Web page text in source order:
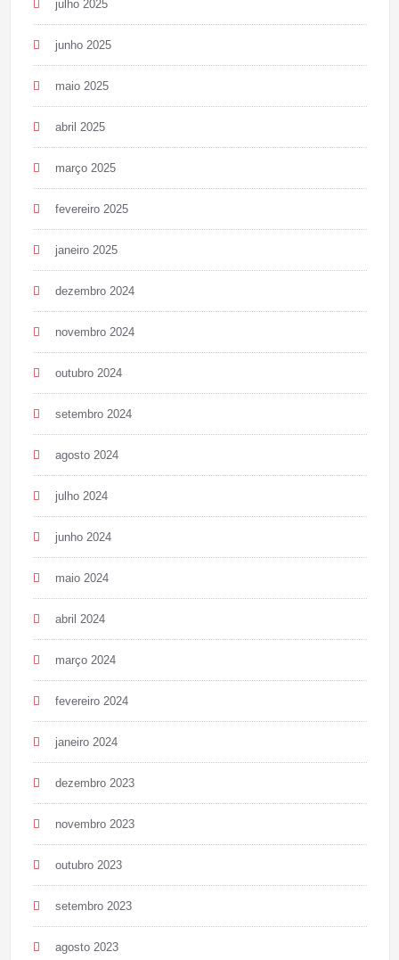
julho 2025
junho 2025
maio 2025
abril 2025
março 2025
fevereiro 2025
janeiro 2025
dezembro 2024
novembro 2024
outubro 2024
setembro 2024
agosto 2024
julho 2024
junho 2024
maio 2024
abril 2024
março 2024
fevereiro 2024
janeiro 2024
dezembro 2023
novembro 2023
outubro 2023
setembro 2023
agosto 2023